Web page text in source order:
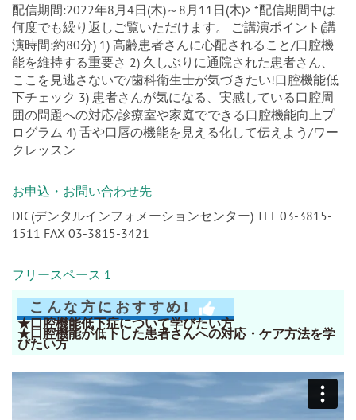
配信期間:2022年8月4日(木)～8月11日(木)> *配信期間中は
何度でも繰り返しご覧いただけます。 ご講演ポイント(講
演時間:約80分) 1) 高齢患者さんに心配されること/口腔機
能を維持する重要さ 2) 久しぶりに通院された患者さん、
ここを見逃さないで/歯科衛生士が気づきたい!口腔機能低
下チェック 3) 患者さんが気になる、実感している口腔周
囲の問題への対応/診療室や家庭でできる口腔機能向上プ
ログラム 4) 舌や口唇の機能を見える化して伝えよう/ワー
クレッスン
お申込・お問い合わせ先
DIC(デンタルインフォメーションセンター) TEL 03-3815-
1511 FAX 03-3815-3421
フリースペース 1
こんな方におすすめ!
★口腔機能低下症について学びたい方
★口腔機能が低下した患者さんへの対応・ケア方法を学
びたい方